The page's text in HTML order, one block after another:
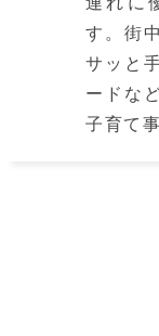
す。街
サッと
ードな
子育て